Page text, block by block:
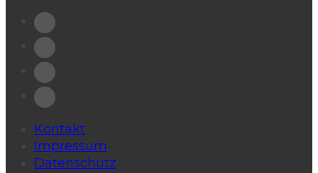
Kontakt
Impressum
Datenschutz